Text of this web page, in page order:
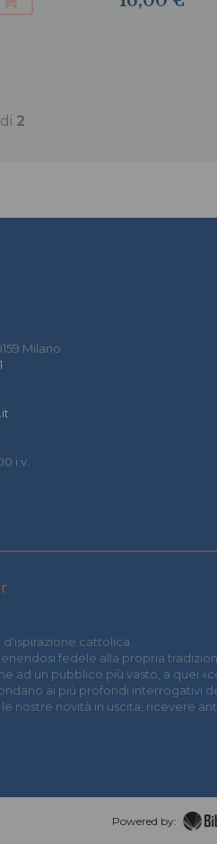
di 2
Milano
i.v.
cattolica.
fedele alla propria
ad un pubblico più vasto, a quei
ai più profondi interrogativi
nostre novità in uscita, ricevere
Powered by: